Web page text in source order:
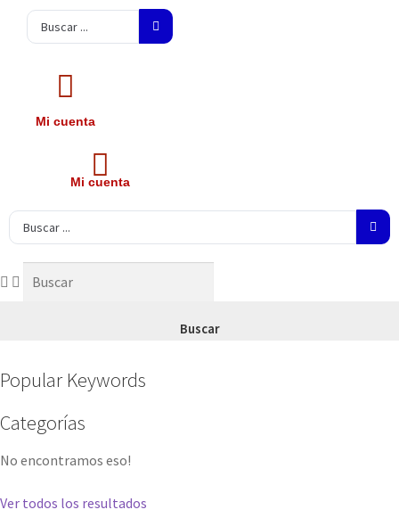
Search
...
Mi cuenta
Mi cuenta
Search
...
Buscar
Popular Keywords
Categorías
No encontramos eso!
Ver todos los resultados